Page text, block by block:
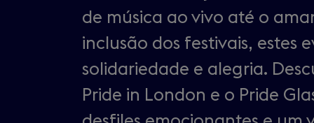
de música ao vivo até o
inclusão dos festivais, estes
solidariedade e alegria.
Pride in London e o Pride